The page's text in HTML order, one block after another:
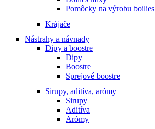
Pomôcky na výrobu boilies
Krájače
Nástrahy a návnady
Dipy a boostre
Dipy
Boostre
Sprejové boostre
Sirupy, aditíva, arómy
Sirupy
Aditíva
Arómy